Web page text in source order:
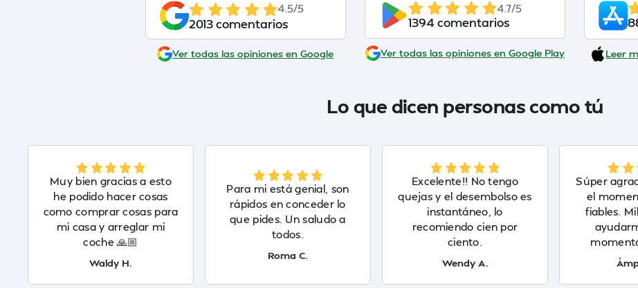
4.5/5
2013 comentarios
Ver todas las opiniones en Google
4.7/5
1394 comentarios
Ver todas las opiniones en Google Play Leer
Lo que dicen personas como tú
Muy bien gracias a esto
he podido hacer cosas
como comprar cosas para
mi casa y arreglar mi
coche 🙏🏼
Waldy H.
Para mi está genial, son
rápidos en conceder lo
que pides. Un saludo a
todos.
Roma C.
Excelente!! No tengo
quejas y el desembolso es
instantáneo, lo
recomiendo cien por
ciento.
Wendy A.
Súper
el
fiables.